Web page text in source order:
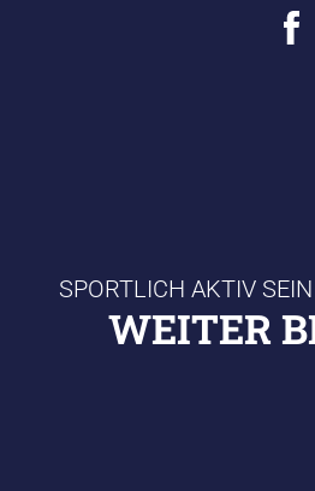
SPORTLICH AKTIV
WEITER